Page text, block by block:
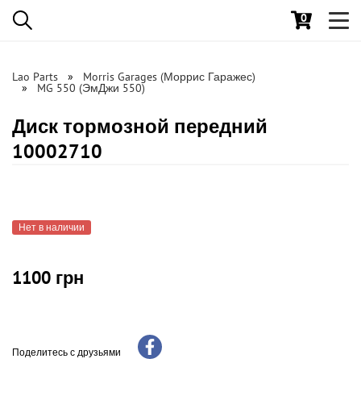
0
Lao Parts Morris Garages (Моррис Гаражес)
MG 550 (ЭмДжи 550)
Диск тормозной передний
10002710
Нет в наличии
1100 грн
Поделитесь с друзьями